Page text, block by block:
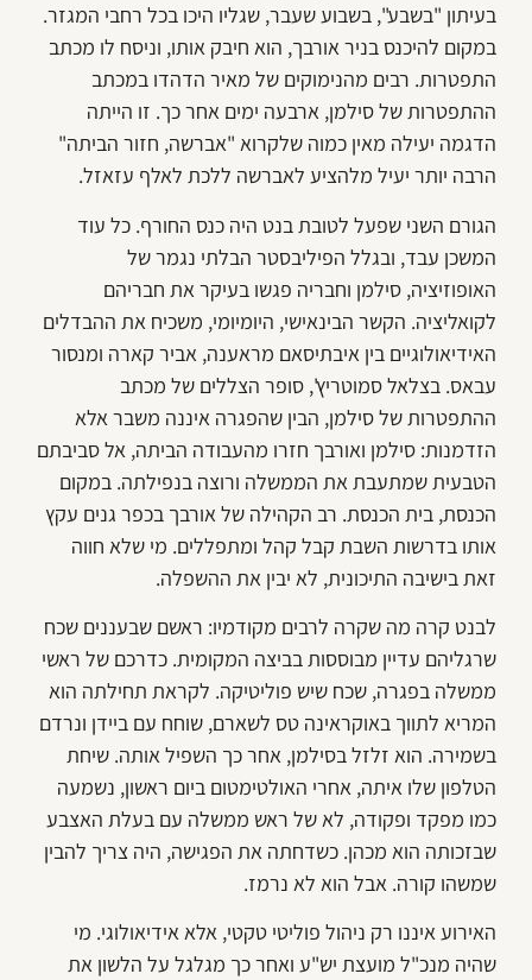
בעיתון "בשבע", בשבוע שעבר, שגליו היכו בכל רחבי המגזר.
במקום להיכנס בניר אורבך, הוא חיבק אותו, וניסח לו מכתב
התפטרות. רבים מהנימוקים של מאיר הדהדו במכתב
ההתפטרות של סילמן, ארבעה ימים אחר כך. זו הייתה
הדגמה יעילה מאין כמוה שלקרוא "אברשה, חזור הביתה"
הרבה יותר יעיל מלהציע לאברשה ללכת לאלף עזאזל.
הגורם השני שפעל לטובת בנט היה כנס החורף. כל עוד
המשכן עבד, ובגלל הפיליבסטר הבלתי נגמר של
האופוזיציה, סילמן וחבריה פגשו בעיקר את חבריהם
לקואליציה. הקשר הבינאישי, היומיומי, משכיח את ההבדלים
האידיאולוגיים בין איבתיסאם מראענה, אביר קארה ומנסור
עבאס. בצלאל סמוטריץ', סופר הצללים של מכתב
ההתפטרות של סילמן, הבין שהפגרה איננה משבר אלא
הזדמנות: סילמן ואורבך חזרו מהעבודה הביתה, אל סביבתם
הטבעית שמתעבת את הממשלה ורוצה בנפילתה. במקום
הכנסת, בית הכנסת. רב הקהילה של אורבך בכפר גנים עקץ
אותו בדרשות השבת קבל קהל ומתפללים. מי שלא חווה
זאת בישיבה התיכונית, לא יבין את ההשפלה.
לבנט קרה מה שקרה לרבים מקודמיו: ראשם שבעננים שכח
שרגליהם עדיין מבוססות בביצה המקומית. כדרכם של ראשי
ממשלה בפגרה, שכח שיש פוליטיקה. לקראת תחילתה הוא
המריא לתווך באוקראינה טס לשארם, שוחח עם ביידן ונרדם
בשמירה. הוא זלזל בסילמן, אחר כך השפיל אותה. שיחת
הטלפון שלו איתה, אחרי האולטימטום ביום ראשון, נשמעה
כמו מפקד ופקודה, לא של ראש ממשלה עם בעלת האצבע
שבזכותה הוא מכהן. כשדחתה את הפגישה, היה צריך להבין
שמשהו קורה. אבל הוא לא נרמז.
האירוע איננו רק ניהול פוליטי טקטי, אלא אידיאולוגי. מי
שהיה מנכ"ל מועצת יש"ע ואחר כך מגלגל על הלשון את